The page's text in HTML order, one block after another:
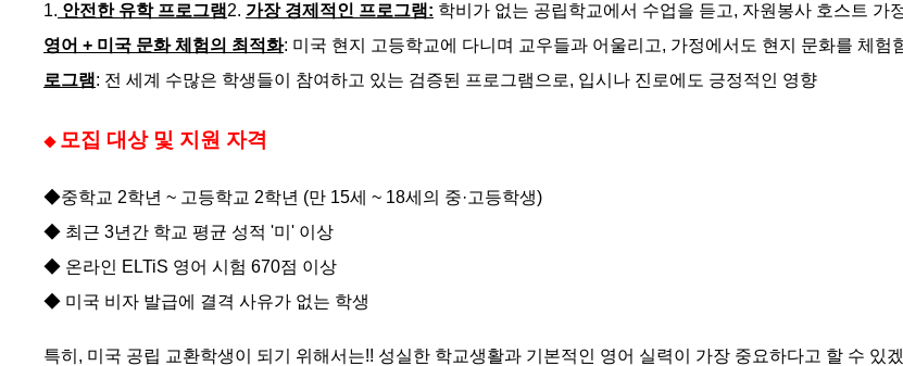
1. 안전 한 유학 프로그램2. 가장 경제적 인 프로그램: 학비가 없는 공립학교에서 수업을 듣고, 자원봉사 호스트
영어 + 미국 문화 체험 의 최적화: 미국 현지 고등학교에 다니며 교우들과 어울리고, 가정에서도 현지 문화를 체험
로그램: 전 세계 수많은 학생들이 참여하고 있는 검증된 프로그램으로, 입시나 진로에도 긍정적인 영향
◆ 모집 대상 및 지원 자격
◆중학교 2학년 ~ 고등학교 2학년 (만 15세 ~ 18세의 중·고등학생)
◆ 최근 3년간 학교 평균 성적 '미' 이상
◆ 온라인 ELTiS 영어 시험 670점 이상
◆ 미국 비자 발급에 결격 사유가 없는 학생
특히, 미국 공립 교환학생이 되기 위해서는!! 성실한 학교생활과 기본적인 영어 실력이 가장 중요하다고 할 수 있